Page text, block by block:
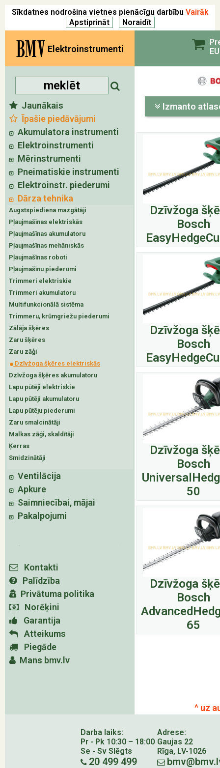
Sīkdatnes nodrošina vietnes pienācīgu darbību Vairāk
BMV Elektroinstrumenti
Jaunākais
Īpašie piedāvājumi
Akumulatora instrumenti
Elektroinstrumenti
Mērinstrumenti
Pneimatiskie instrumenti
Elektroinstr. piederumi
Dārza tehnika
Augstspiediena mazgātāji
Pļaujmašīnas elektriskās
Pļaujmašīnas akumulatoru
Pļaujmašīnas mehāniskās
Pļaujmašīnas roboti
Pļaujmašīnu piederumi
Trimmeri elektriskie
Trimmeri akumulatoru
Multifunkcionālā sistēma
Trimmeru, krūmgriežu piederumi
Zālāja šķēres
Zaru šķēres
Zaru zāģi
Dzīvžoga šķēres elektriskās
Dzīvžoga šķēres akumulatoru
Lapu pūtēji elektriskie
Lapu pūtēji akumulatoru
Lapu pūtēju piederumi
Zaru smalcinātāji
Malkas zāģi, skaldītāji
Ķerras
Smidzinātāji
Ventilācija
Apkure
Saimniecībai, mājai
Pakalpojumi
Kontakti
Palīdzība
Privātuma politika
Norēķini
Garantija
Atteikums
Piegāde
Mans bmv.lv
Izmanto
Dzīvžoga
Bosch
Dzīvžoga
Bosch
Dzīvžoga
Bosch
50
Dzīvžoga
Bosch
65
^ uz
Darba laiks:
Pr - Pk 10:30 – 18:00
Se - Sv Slēgts
20 499 499
Adrese:
Gaujas 22
Rīga, LV-1026